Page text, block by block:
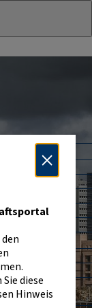
Präferenzen
der EU
diese
Hinweis